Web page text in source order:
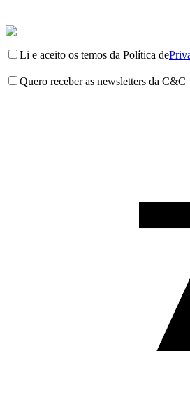
Li e aceito os temos da Política de
Quero receber as newsletters da C&C